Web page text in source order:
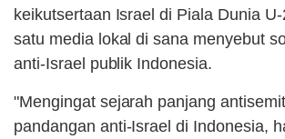
keikutsertaan Israel di Piala Dunia
satu media lokal di sana menyebut
anti-Israel publik Indonesia.
"Mengingat sejarah panjang
pandangan anti-Israel di Indonesia,